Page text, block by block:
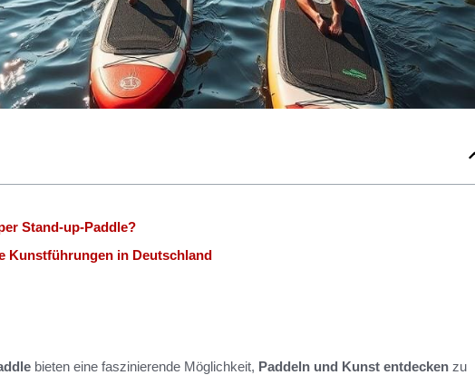
Stand-up-Paddle?
Kunstführungen in Deutschland
bieten eine faszinierende Möglichkeit, Paddeln und Kunst entdecken zu